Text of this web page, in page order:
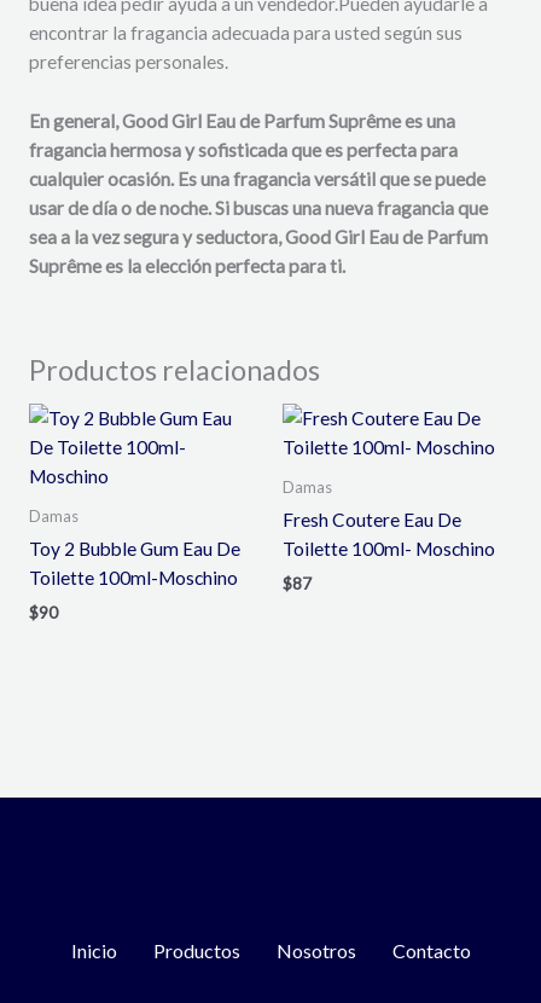
encontrar la fragancia adecuada para usted según sus
preferencias personales.
En general, Good Girl Eau de Parfum Suprême es una
fragancia hermosa y sofisticada que es perfecta para
cualquier ocasión. Es una fragancia versátil que se puede
usar de día o de noche. Si buscas una nueva fragancia que
sea a la vez segura y seductora, Good Girl Eau de Parfum
Suprême es la elección perfecta para ti.
Productos relacionados
Damas
Toy 2 Bubble Gum Eau De
Toilette 100ml-Moschino
$90
Damas
Fresh Coutere Eau De
Toilette 100ml- Moschino
$87
Inicio Productos Nosotros Contacto